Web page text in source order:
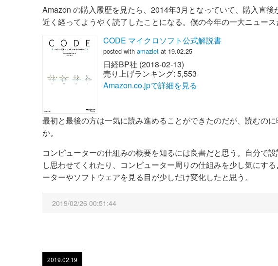
Amazon の購入履歴を見たら、2014年3月となっていて、購入直
近く経ってようやく読了したことになる。僕の今年の一大ニュース
CODE マイクロソフト公式解説書
posted with amazlet at 19.02.25
日経BP社 (2018-02-13)
売り上げランキング: 5,553
Amazon.co.jpで詳細を見る
最初と最後の方は一気に読み進めることができたのだが、読むの
か。
コンピューターの仕組みの概要を知るには良書だと思う。自分で
し思わせてくれたり、コンピューター周りの仕組みを少し気にす
ーターやソフトウェアを見る目が少しだけ変化したと思う。
2019/02/26 00:51:44
2019.02.19